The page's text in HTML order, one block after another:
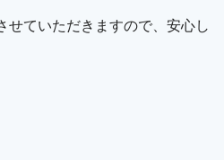
せていただきますので、安心し